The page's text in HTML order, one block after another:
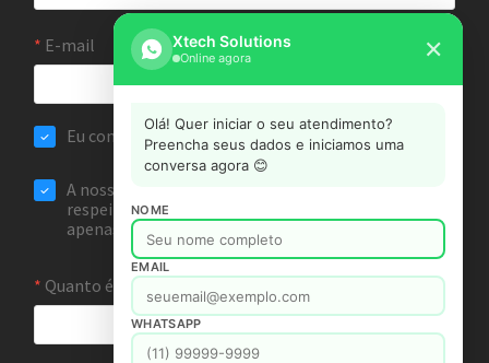
Xtech Solutions
Online agora ✕
Olá! Quer iniciar o seu atendimento?
Preencha seus dados e iniciamos uma
conversa agora 😊
NOME
EMAIL
WHATSAPP